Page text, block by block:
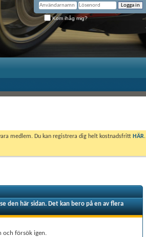
Kom ihåg mig?
medlem. Du kan registrera dig helt kostnadsfritt HÄR.
den här sidan. Det kan bero på en av flera
och försök igen.